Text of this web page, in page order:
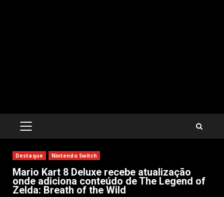
PRIMARY
Destaque Nintendo Switch
Mario Kart 8 Deluxe recebe atualização
onde adiciona conteúdo de The Legend of
Zelda: Breath of the Wild